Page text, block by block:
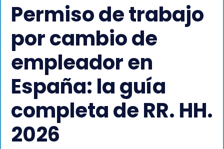
Permiso de trabajo
por cambio de
empleador en
España: la guía
completa de RR. HH.
2026